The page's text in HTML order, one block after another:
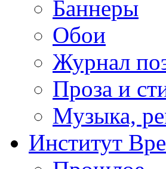
Баннеры
Обои
Журнал
Проза и
Музыка,
Институт